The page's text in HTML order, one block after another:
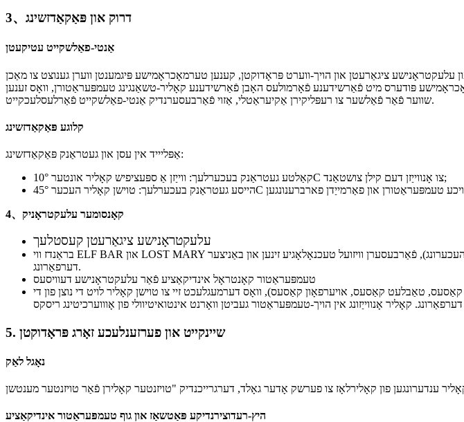
3、דרוק און פּאַקאַדזשינג
אַנטי-פאַלשקייט עטיקעטן
ציגאַרעטן און הויך-ווערט פּראָדוקטן, קענען טערמאָכראָמישע פּיגמענטן ווערן גענוצט צו מאַכן
פּודערס מיט פֿאַרשידענע פֿאָרמולעס האָבן פֿאַרשידענע קאָליר-טשאַנגינג טעמפּעראַטורן, וואָס זענען
שווער פֿאַר פֿאַלשער צו רעפּליקירן אַקיעראַטלי, אַזוי פֿאַרבעסערנדיק אַנטי-פאַלשקייט פֿאַרלעסלעכקייט.
קלוגע פּאַקאַדזשינג
אַפּליייד אין עסן און געטראַנק פּאַקאַדזשינג:
קאַלטע געטראַנק בעכערלעך: ווייַזן אַ ספּעציפיש קאָליר אונטער 10°C צו אָנווייַזן דעם קילן צושטאַנד;
4、קאָנסומער עלעקטראָניק
עלעקטראָנישע ציגאַרעטן קעסטלעך
בראַנדז ווי ELF BAR און LOST MARY נוצן טעמפּעראַטור-סענסיטיווע קאָוטינגז וואָס דינאַמיש טוישן קאָליר מיט די באַניץ צייט (טעמפּעראַטור העכערונג), פֿאַרבעסערן וויזועל טעכנאָלאָגיע זינען און באַניצער
דערפאַרונג.
טעמפּעראַטור קאָנטראָל אינדיקאַציע פֿאַר עלעקטראָנישע דעוויסעס
טאַבלעט קאַסעס, אויערפאָון קאַסעס), וואָס דערמעגלעכט זיי צו טוישן קאָליר לויט די נוצן פון די
5. שיינקייט און פערזענלעכע זאָרג פּראָדוקטן
נאָגל לאַק
היץ-רעדוצירנדיקע פּאַטשאַז און גוף טעמפּעראַטור אינדיקאַציע